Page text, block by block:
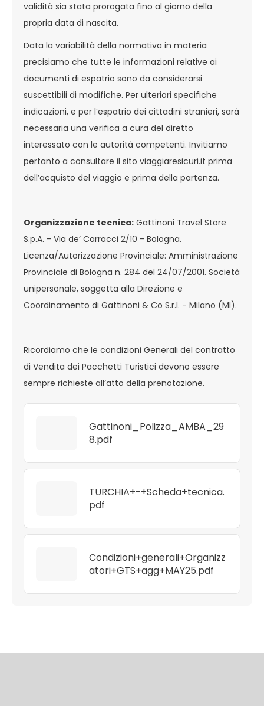
validità sia stata prorogata fino al giorno della
propria data di nascita.
Data la variabilità della normativa in materia
precisiamo che tutte le informazioni relative ai
documenti di espatrio sono da considerarsi
suscettibili di modifiche. Per ulteriori specifiche
indicazioni, e per l’espatrio dei cittadini stranieri, sarà
necessaria una verifica a cura del diretto
interessato con le autorità competenti. Invitiamo
pertanto a consultare il sito viaggiaresicuri.it prima
dell’acquisto del viaggio e prima della partenza.
Organizzazione tecnica: Gattinoni Travel Store
S.p.A. - Via de’ Carracci 2/10 - Bologna.
Licenza/Autorizzazione Provinciale: Amministrazione
Provinciale di Bologna n. 284 del 24/07/2001. Società
unipersonale, soggetta alla Direzione e
Coordinamento di Gattinoni & Co S.r.l. - Milano (MI).
Ricordiamo che le condizioni Generali del contratto
di Vendita dei Pacchetti Turistici devono essere
sempre richieste all’atto della prenotazione.
Gattinoni_Polizza_AMBA_29
8.pdf
TURCHIA+-+Scheda+tecnica.
pdf
Condizioni+generali+Organizz
atori+GTS+agg+MAY25.pdf